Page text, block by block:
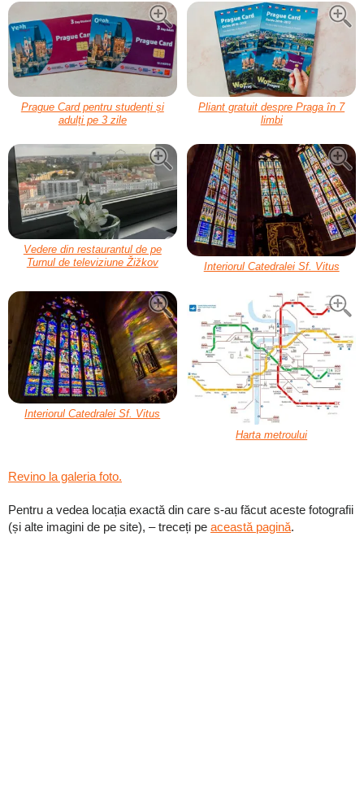
Prague Card pentru studenți și
adulți pe 3 zile
Pliant gratuit despre Praga în 7
limbi
Vedere din restaurantul de pe
Turnul de televiziune Žižkov
Interiorul Catedralei Sf. Vitus
Interiorul Catedralei Sf. Vitus
Harta metroului
Revino la galeria foto.
Pentru a vedea locația exactă din care s-au făcut aceste fotografii
(și alte imagini de pe site), – treceți pe această pagină.